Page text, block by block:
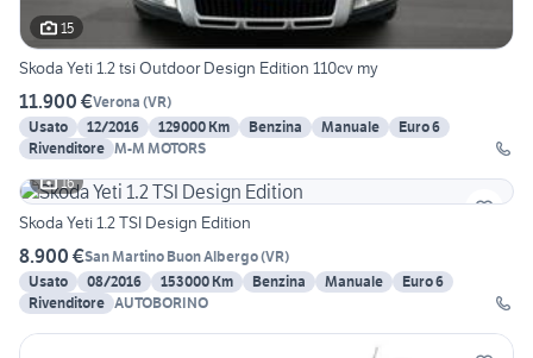
15
Skoda Yeti 1.2 tsi Outdoor Design Edition 110cv my
11.900 €Verona (VR)
Usato
12/2016 129000 Km Benzina Manuale
Euro 6
Rivenditore M-M MOTORS
16
Skoda Yeti 1.2 TSI Design Edition
8.900 €San Martino Buon Albergo(VR)
Usato
08/2016 153000 Km Benzina Manuale
Euro 6
Rivenditore AUTOBORINO